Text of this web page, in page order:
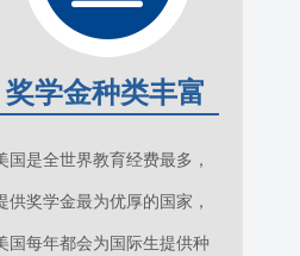
奖学金种类丰富
国是全世界教育经费最多，
供奖学金最为优厚的国家，
国每年都会为国际生提供种